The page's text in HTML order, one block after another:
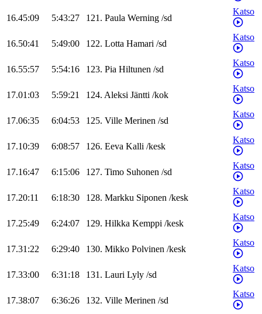
16.45:09 5:43:27 121. Paula Werning /sd
Katso
16.50:41 5:49:00 122. Lotta Hamari /sd
Katso
16.55:57 5:54:16 123. Pia Hiltunen /sd
Katso
17.01:03 5:59:21 124. Aleksi Jäntti /kok
Katso
17.06:35 6:04:53 125. Ville Merinen /sd
Katso
17.10:39 6:08:57 126. Eeva Kalli /kesk
Katso
17.16:47 6:15:06 127. Timo Suhonen /sd
Katso
17.20:11 6:18:30 128. Markku Siponen /kesk
Katso
17.25:49 6:24:07 129. Hilkka Kemppi /kesk
Katso
17.31:22 6:29:40 130. Mikko Polvinen /kesk
Katso
17.33:00 6:31:18 131. Lauri Lyly /sd
Katso
17.38:07 6:36:26 132. Ville Merinen /sd
Katso